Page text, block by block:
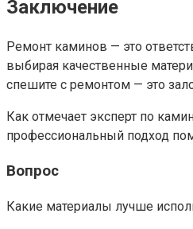
Заключение
Ремонт каминов — это
выбирая качественные
спешите с ремонтом — это
Как отмечает эксперт по
профессиональный подход
Вопрос
Какие материалы лучше